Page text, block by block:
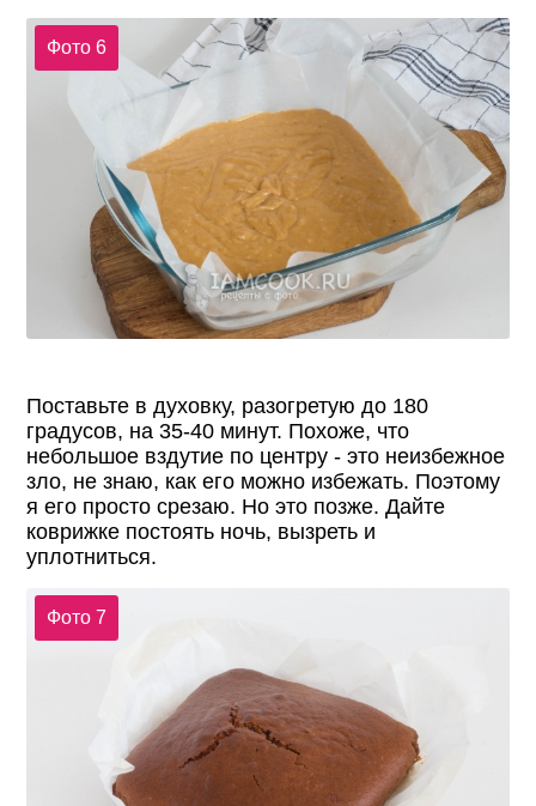
Фото 6
Поставьте в духовку, разогретую до 180
градусов, на 35-40 минут. Похоже, что
небольшое вздутие по центру - это неизбежное
зло, не знаю, как его можно избежать. Поэтому
я его просто срезаю. Но это позже. Дайте
коврижке постоять ночь, вызреть и
уплотниться.
Фото 7